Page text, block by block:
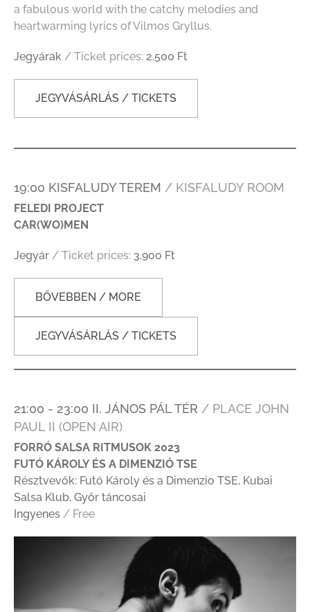
a fabulous world with the catchy melodies and
heartwarming lyrics of Vilmos Gryllus.
Jegyárak / Ticket prices: 2.500 Ft
JEGYVÁSÁRLÁS / TICKETS
19:00 KISFALUDY TEREM / KISFALUDY ROOM
FELEDI PROJECT
CAR(WO)MEN
Jegyár / Ticket prices: 3.900 Ft
BŐVEBBEN / MORE
JEGYVÁSÁRLÁS / TICKETS
21:00 - 23:00 II. JÁNOS PÁL TÉR / PLACE JOHN
PAUL II (OPEN AIR)
FORRÓ SALSA RITMUSOK 2023
FUTÓ KÁROLY ÉS A DIMENZIÓ TSE
Résztvevők: Futó Károly és a Dimenzio TSE, Kubai
Salsa Klub, Győr táncosai
Ingyenes / Free